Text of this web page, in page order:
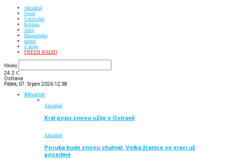
Aktuálně
Sport
Cestování
Kultura
Auto
Ekonomika
zdraví
Z kraje
FRESH RADIO
Hledej
24.2 C
Ostrava
Pátek, 07. Srpen 2026 12:38
Aktuálně
Aktuálně
Král popu znovu ožije v Ostravě
Aktuálně
Poruba bude znovu chutnat. Velká žranice se vrací už
posedmé